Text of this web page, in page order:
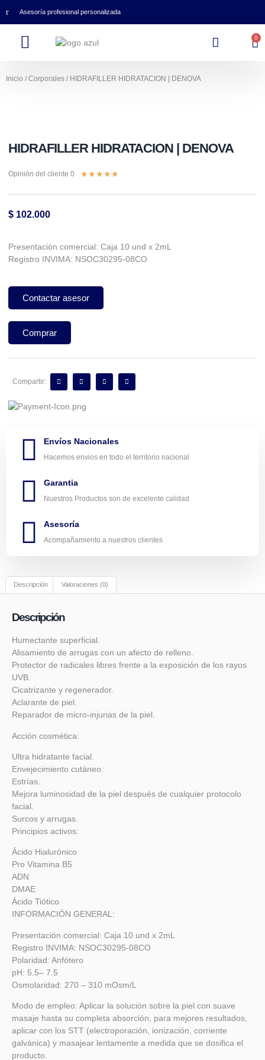
Asesoría profesional personalizada
0
Inicio /Corporales / HIDRAFILLER HIDRATACION | DENOVA
HIDRAFILLER HIDRATACION | DENOVA
Opinión del cliente 0 ★★★★★
$ 102.000
Presentación comercial: Caja 10 und x 2mL
Registro INVIMA: NSOC30295-08CO
Contactar asesor
Comprar
Compartir:
Envíos Nacionales
Hacemos envios en todo el territorio nacional
Garantia
Nuestros Productos son de excelente calidad
Asesoría
Acompañamiento a nuestros clientes
Descripción Valoraciones (0)
Descripción
Humectante superficial.
Alisamiento de arrugas con un afecto de relleno.
Protector de radicales libres frente a la exposición de los rayos
UVB.
Cicatrizante y regenerador.
Aclarante de piel.
Reparador de micro-injurias de la piel.
Acción cosmética:
Ultra hidratante facial.
Envejecimiento cutáneo.
Estrías.
Mejora luminosidad de la piel después de cualquier protocolo
facial.
Surcos y arrugas.
Principios activos:
Ácido Hialurónico
Pro Vitamina B5
ADN
DMAE
Ácido Tiótico
INFORMACIÓN GENERAL:
Presentación comercial: Caja 10 und x 2mL
Registro INVIMA: NSOC30295-08CO
Polaridad: Anfótero
pH: 5.5– 7.5
Osmolaridad: 270 – 310 mOsm/L
Modo de empleo: Aplicar la solución sobre la piel con suave
masaje hasta su completa absorción, para mejores resultados,
aplicar con los STT (electroporación, ionización, corriente
galvánica) y masajear lentamente a medida que se dosifica el
producto.